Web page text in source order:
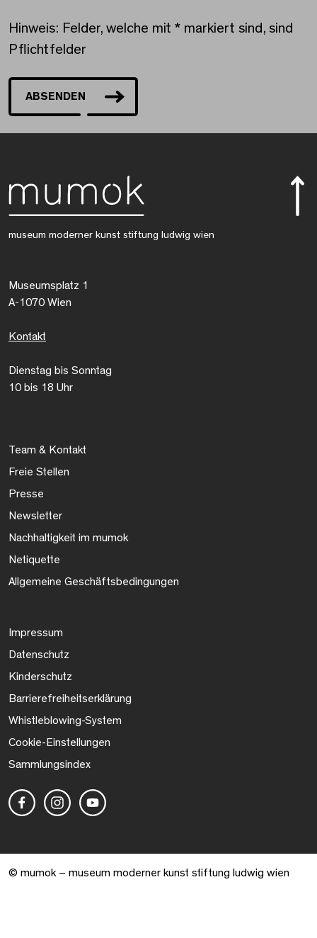
Hinweis: Felder, welche mit * markiert sind, sind
Pflichtfelder
ABSENDEN
museum moderner kunst stiftung ludwig wien
Museumsplatz 1
A-1070 Wien
Kontakt
Dienstag bis Sonntag
10 bis 18 Uhr
Team & Kontakt
Freie Stellen
Presse
Newsletter
Nachhaltigkeit im mumok
Netiquette
Allgemeine Geschäftsbedingungen
Impressum
Datenschutz
Kinderschutz
Barrierefreiheitserklärung
Whistleblowing-System
Cookie-Einstellungen
Sammlungsindex
© mumok – museum moderner kunst stiftung ludwig wien